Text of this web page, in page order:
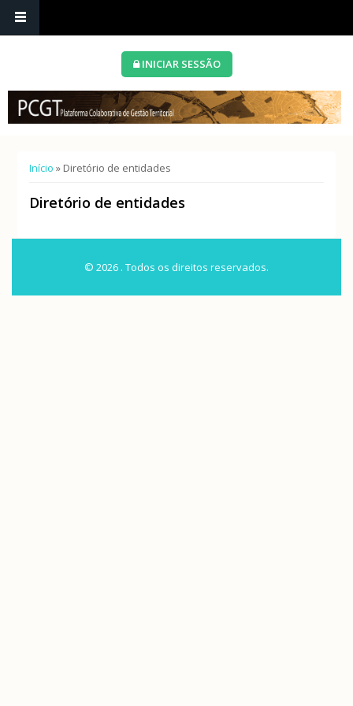
INICIAR SESSÃO
Está aqui
Início » Diretório de entidades
Diretório de entidades
© 2026 . Todos os direitos reservados.